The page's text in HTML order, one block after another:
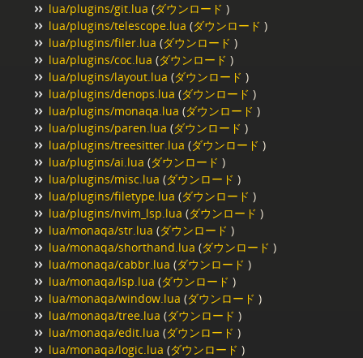
lua/plugins/git.lua (ダウンロード )
lua/plugins/telescope.lua (ダウンロード )
lua/plugins/filer.lua (ダウンロード )
lua/plugins/coc.lua (ダウンロード )
lua/plugins/layout.lua (ダウンロード )
lua/plugins/denops.lua (ダウンロード )
lua/plugins/monaqa.lua (ダウンロード )
lua/plugins/paren.lua (ダウンロード )
lua/plugins/treesitter.lua (ダウンロード )
lua/plugins/ai.lua (ダウンロード )
lua/plugins/misc.lua (ダウンロード )
lua/plugins/filetype.lua (ダウンロード )
lua/plugins/nvim_lsp.lua (ダウンロード )
lua/monaqa/str.lua (ダウンロード )
lua/monaqa/shorthand.lua (ダウンロード )
lua/monaqa/cabbr.lua (ダウンロード )
lua/monaqa/lsp.lua (ダウンロード )
lua/monaqa/window.lua (ダウンロード )
lua/monaqa/tree.lua (ダウンロード )
lua/monaqa/edit.lua (ダウンロード )
lua/monaqa/logic.lua (ダウンロード )